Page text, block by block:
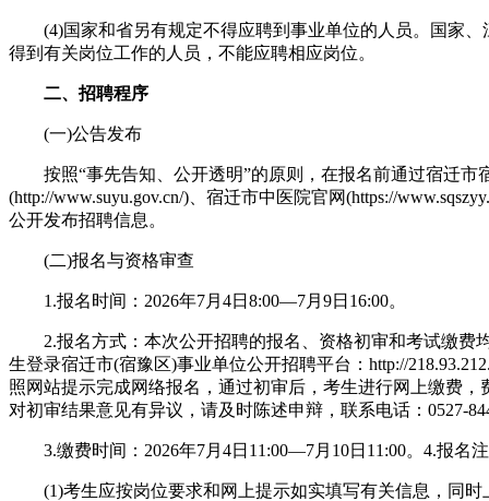
(4)国家和省另有规定不得应聘到事业单位的人员。国家、
得到有关岗位工作的人员，不能应聘相应岗位。
二、招聘程序
(一)公告发布
按照“事先告知、公开透明”的原则，在报名前通过宿迁市
(http://www.suyu.gov.cn/)、宿迁市中医院官网(https://
公开发布招聘信息。
(二)报名与资格审查
1.报名时间：2026年7月4日8:00—7月9日16:00。
2.报名方式：本次公开招聘的报名、资格初审和考试缴费
生登录宿迁市(宿豫区)事业单位公开招聘平台：http://
照网站提示完成网络报名，通过初审后，考生进行网上缴费，
对初审结果意见有异议，请及时陈述申辩，联系电话：0527-
3.缴费时间：2026年7月4日11:00—7月10日11:00。4.报名
(1)考生应按岗位要求和网上提示如实填写有关信息，同时